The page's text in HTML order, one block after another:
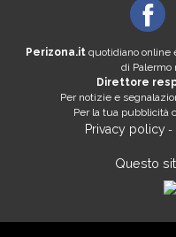
Perizona.it quotidiano online
di Palermo
Direttore
Per notizie e
Per la tua pubblicità
Privacy policy-
Questo